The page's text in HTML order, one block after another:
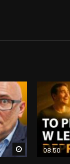
Watch Later
08:50